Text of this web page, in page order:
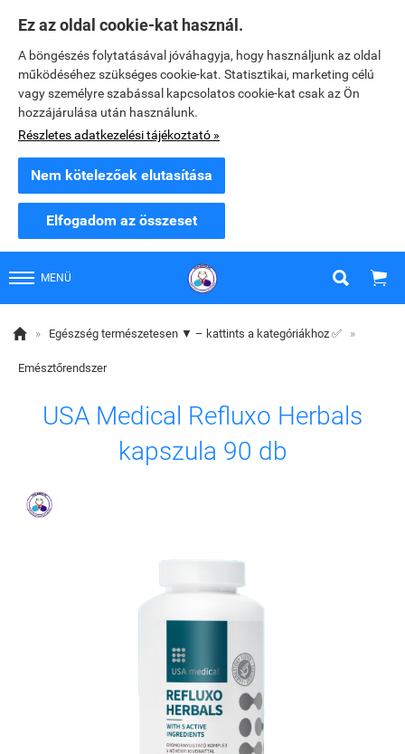
Ez az oldal cookie-kat használ.
A böngészés folytatásával jóváhagyja, hogy használjunk az oldal
működéséhez szükséges cookie-kat. Statisztikai, marketing célú
vagy személyre szabással kapcsolatos cookie-kat csak az Ön
hozzájárulása után használunk.
Részletes adatkezelési tájékoztató »
Nem kötelezőek elutasítása
Elfogadom az összeset
MENÜ  
 » Egészség természetesen ▼ – kattints a kategóriákhoz ✅ »
Emésztőrendszer
USA Medical Refluxo Herbals
kapszula 90 db